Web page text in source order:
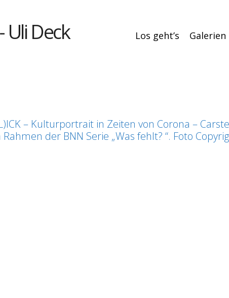
Uli Deck Los geht’s Galerien
– Kulturportrait in Zeiten von Corona –
der BNN Serie „Was fehlt? “. Foto